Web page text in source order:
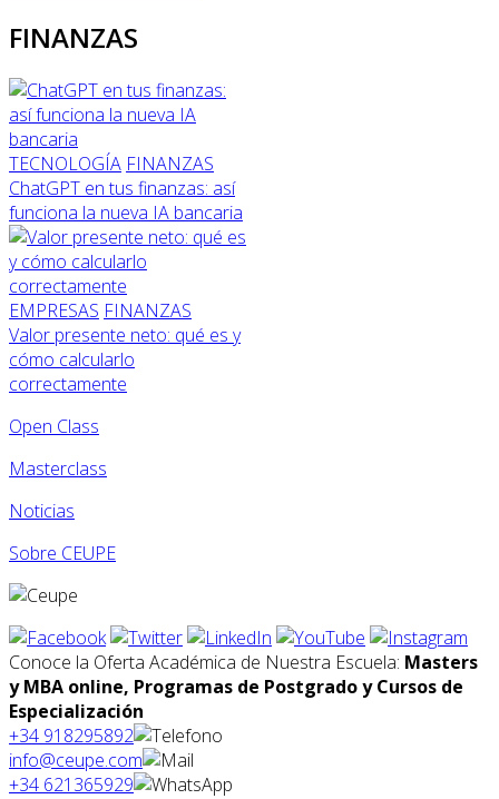
FINANZAS
TECNOLOGÍA FINANZAS
ChatGPT en tus finanzas: así
funciona la nueva IA bancaria
EMPRESAS FINANZAS
Valor presente neto: qué es y
cómo calcularlo
correctamente
Open Class
Masterclass
Noticias
Sobre CEUPE
Conoce la Oferta Académica de Nuestra Escuela: Masters
y MBA online, Programas de Postgrado y Cursos de
Especialización
+34 918295892
info@ceupe.com
+34 621365929